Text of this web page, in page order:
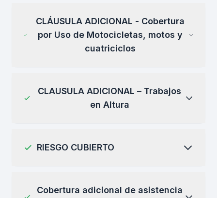
CLÁUSULA ADICIONAL - Cobertura
por Uso de Motocicletas, motos y
cuatriciclos
CLAUSULA ADICIONAL – Trabajos
en Altura
RIESGO CUBIERTO
Cobertura adicional de asistencia